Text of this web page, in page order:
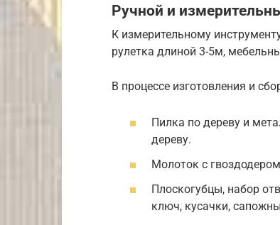
Ручной и
К измерительному
рулетка длиной 3-5м,
В процессе изготовления и
Пилка по дереву и
дереву.
Молоток с
Плоскогубцы, набор
ключ, кусачки,